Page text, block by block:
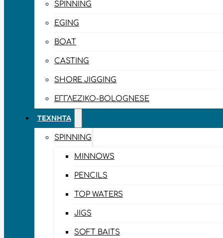
SPINNING
EGING
BOAT
CASTING
SHORE JIGGING
ΕΓΓΛΈΖΙΚΟ-BOLOGNESE
ΤΕΧΝΗΤΆ
SPINNING
MINNOWS
PENCILS
TOP WATERS
JIGS
SOFT BAITS